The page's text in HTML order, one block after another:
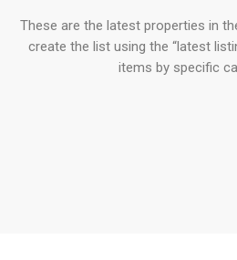
These are the latest properties in
create the list using the “latest
items by specific